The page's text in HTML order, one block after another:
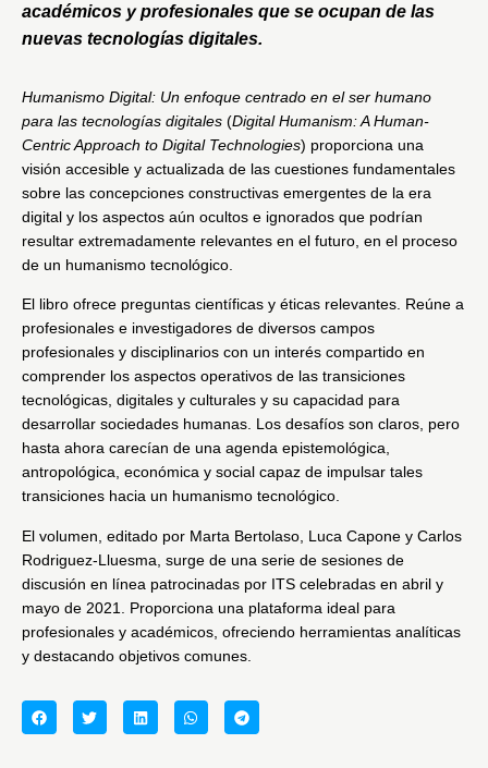
académicos y profesionales que se ocupan de las
nuevas tecnologías digitales.
Humanismo Digital: Un enfoque centrado en el ser humano
para las tecnologías digitales (Digital Humanism: A Human-
Centric Approach to Digital Technologies) proporciona una
visión accesible y actualizada de las cuestiones fundamentales
sobre las concepciones constructivas emergentes de la era
digital y los aspectos aún ocultos e ignorados que podrían
resultar extremadamente relevantes en el futuro, en el proceso
de un humanismo tecnológico.
El libro ofrece preguntas científicas y éticas relevantes. Reúne a
profesionales e investigadores de diversos campos
profesionales y disciplinarios con un interés compartido en
comprender los aspectos operativos de las transiciones
tecnológicas, digitales y culturales y su capacidad para
desarrollar sociedades humanas. Los desafíos son claros, pero
hasta ahora carecían de una agenda epistemológica,
antropológica, económica y social capaz de impulsar tales
transiciones hacia un humanismo tecnológico.
El volumen, editado por Marta Bertolaso, Luca Capone y Carlos
Rodriguez-Lluesma, surge de una serie de sesiones de
discusión en línea patrocinadas por ITS celebradas en abril y
mayo de 2021. Proporciona una plataforma ideal para
profesionales y académicos, ofreciendo herramientas analíticas
y destacando objetivos comunes.